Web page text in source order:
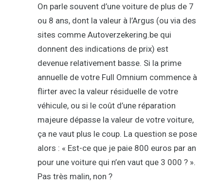
On parle souvent d’une voiture de plus de 7
ou 8 ans, dont la valeur à l’Argus (ou via des
sites comme Autoverzekering.be qui
donnent des indications de prix) est
devenue relativement basse. Si la prime
annuelle de votre Full Omnium commence à
flirter avec la valeur résiduelle de votre
véhicule, ou si le coût d’une réparation
majeure dépasse la valeur de votre voiture,
ça ne vaut plus le coup. La question se pose
alors : « Est-ce que je paie 800 euros par an
pour une voiture qui n’en vaut que 3 000 ? ».
Pas très malin, non ?